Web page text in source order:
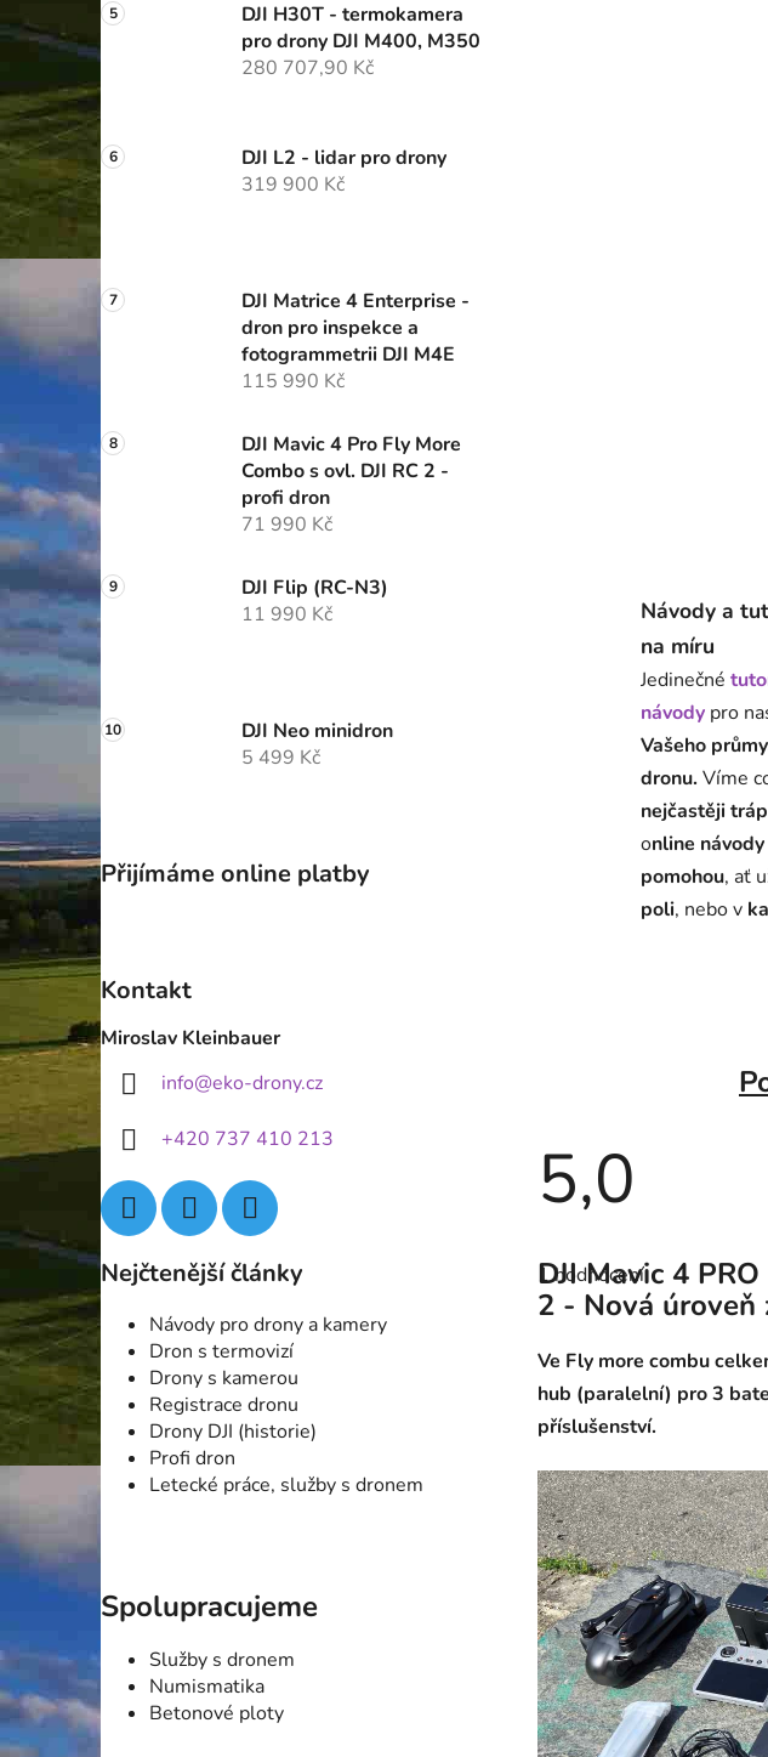
DJI H30T - termokamera
pro drony DJI M400, M350
280 707,90 Kč
DJI L2 - lidar pro drony
319 900 Kč
DJI Matrice 4 Enterprise -
dron pro inspekce a
fotogrammetrii DJI M4E
115 990 Kč
DJI Mavic 4 Pro Fly More
Combo s ovl. DJI RC 2 -
profi dron
71 990 Kč
DJI Flip (RC-N3)
11 990 Kč
DJI Neo minidron
5 499 Kč
Přijímáme online platby
Kontakt
Miroslav Kleinbauer
info@eko-drony.cz
+420 737 410 213
Nejčtenější články
Návody pro drony a kamery
Dron s termovizí
Drony s kamerou
Registrace dronu
Drony DJI (historie)
Profi dron
Letecké práce, služby s dronem
Spolupracujeme
Služby s dronem
Numismatika
Betonové ploty
Návody a
na míru
Jedinečné
návody pro
Vašeho
dronu. Víme
nejčastěji
online
pomohou, ať
poli, nebo v
5,0
hodnocení
produktu
je
5,0
5
hvězdiček.
1 hodnocení
DJI Mavic 4
2 - Nová úroveň
Ve Fly more combu
hub (paralelní) pro 3
příslušenství.